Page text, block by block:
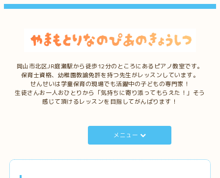
岡山市北区JR庭瀬駅から徒歩12分のところにあるピアノ教室です。
保育士資格、幼稚園教諭免許を持つ先生がレッスンしています。
せんせいは学童保育の現場でも活躍中の子どもの専門家！
生徒さんお一人おひとりから「気持ちに寄り添ってもらえた！」そう
感じて頂けるレッスンを目指してがんばります！
メニュー